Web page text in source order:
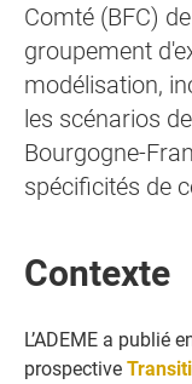
Comté (BFC)
groupement
modélisation,
les scénarios
Bourgogne-
spécificités de
Contexte
L’ADEME a publié
prospective